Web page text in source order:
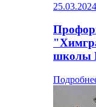
25.03.2024
школы